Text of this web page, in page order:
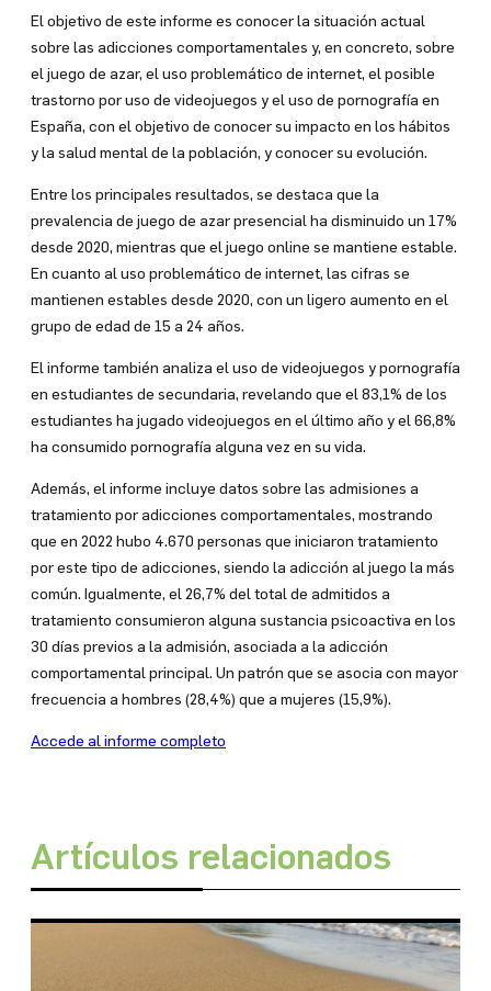
El objetivo de este informe es conocer la situación actual
sobre las adicciones comportamentales y, en concreto, sobre
el juego de azar, el uso problemático de internet, el posible
trastorno por uso de videojuegos y el uso de pornografía en
España, con el objetivo de conocer su impacto en los hábitos
y la salud mental de la población, y conocer su evolución.
Entre los principales resultados, se destaca que la
prevalencia de juego de azar presencial ha disminuido un 17%
desde 2020, mientras que el juego online se mantiene estable.
En cuanto al uso problemático de internet, las cifras se
mantienen estables desde 2020, con un ligero aumento en el
grupo de edad de 15 a 24 años.
El informe también analiza el uso de videojuegos y pornografía
en estudiantes de secundaria, revelando que el 83,1% de los
estudiantes ha jugado videojuegos en el último año y el 66,8%
ha consumido pornografía alguna vez en su vida.
Además, el informe incluye datos sobre las admisiones a
tratamiento por adicciones comportamentales, mostrando
que en 2022 hubo 4.670 personas que iniciaron tratamiento
por este tipo de adicciones, siendo la adicción al juego la más
común. Igualmente, el 26,7% del total de admitidos a
tratamiento consumieron alguna sustancia psicoactiva en los
30 días previos a la admisión, asociada a la adicción
comportamental principal. Un patrón que se asocia con mayor
frecuencia a hombres (28,4%) que a mujeres (15,9%).
Accede al informe completo
Artículos relacionados